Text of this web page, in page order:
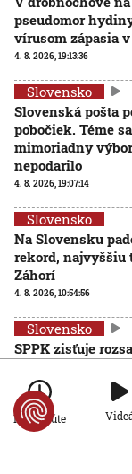
pseudomor
vírusom zápasia
4. 8. 2026, 19:13:36
Slovensko
Slovenská pošta
pobočiek. Téme
mimoriadny
nepodarilo
4. 8. 2026, 19:07:14
Slovensko
Na Slovensku
rekord, najvyššiu
Záhorí
4. 8. 2026, 10:54:56
Slovensko
SPPK zisťuje
o finančnú podporu
4. 8. 2026, 9:53:07
Po minúte